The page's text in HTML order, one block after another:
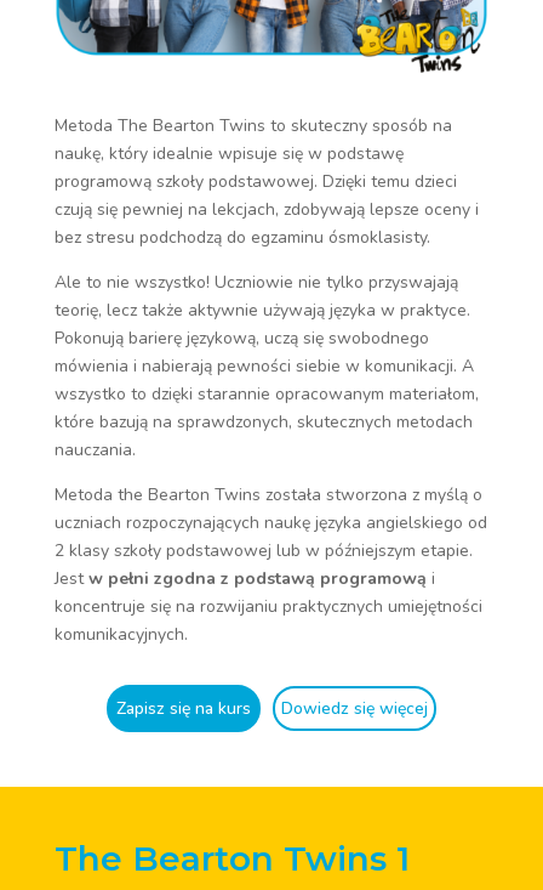
Metoda The Bearton Twins to skuteczny sposób na
naukę, który idealnie wpisuje się w podstawę
programową szkoły podstawowej. Dzięki temu dzieci
czują się pewniej na lekcjach, zdobywają lepsze oceny i
bez stresu podchodzą do egzaminu ósmoklasisty.
Ale to nie wszystko! Uczniowie nie tylko przyswajają
teorię, lecz także aktywnie używają języka w praktyce.
Pokonują barierę językową, uczą się swobodnego
mówienia i nabierają pewności siebie w komunikacji. A
wszystko to dzięki starannie opracowanym materiałom,
które bazują na sprawdzonych, skutecznych metodach
nauczania.
Metoda the Bearton Twins została stworzona z myślą o
uczniach rozpoczynających naukę języka angielskiego od
2 klasy szkoły podstawowej lub w późniejszym etapie.
Jestw pełni zgodna z podstawą programową i
koncentruje się na rozwijaniu praktycznych umiejętności
komunikacyjnych.
Zapisz się na kurs Dowiedz się więcej
The Bearton Twins 1